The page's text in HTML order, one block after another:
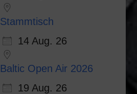
Stammtisch
14 Aug. 26
Baltic Open Air 2026
19 Aug. 26